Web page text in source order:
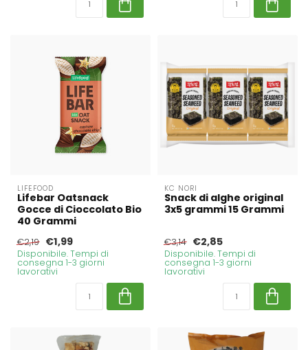
LIFEFOOD
Lifebar Oatsnack
Gocce di Cioccolato Bio
40 Grammi
€2,19 €1,99
Disponibile. Tempi di
consegna 1-3 giorni
lavorativi
KC NORI
Snack di alghe original
3x5 grammi 15 Grammi
€3,14 €2,85
Disponibile. Tempi di
consegna 1-3 giorni
lavorativi